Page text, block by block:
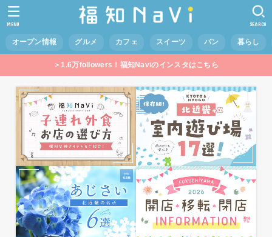
オープン情報 グルメ カフェ スイーツ パン 暮らし
SEARCH
MENU
＞1.6万followers！福知Naviのインスタはこちら